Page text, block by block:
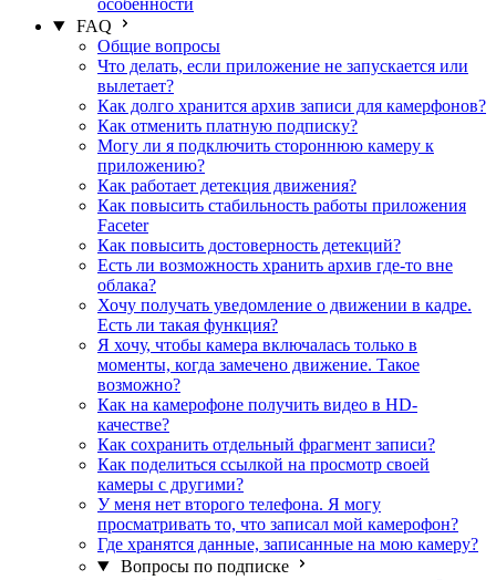
особенности
FAQ
Общие вопросы
Что делать, если приложение не запускается или
вылетает?
Как долго хранится архив записи для камерфонов?
Как отменить платную подписку?
Могу ли я подключить стороннюю камеру к
приложению?
Как работает детекция движения?
Как повысить стабильность работы приложения
Faceter
Как повысить достоверность детекций?
Есть ли возможность хранить архив где-то вне
облака?
Хочу получать уведомление о движении в кадре.
Есть ли такая функция?
Я хочу, чтобы камера включалась только в
моменты, когда замечено движение. Такое
возможно?
Как на камерофоне получить видео в HD-
качестве?
Как сохранить отдельный фрагмент записи?
Как поделиться ссылкой на просмотр своей
камеры с другими?
У меня нет второго телефона. Я могу
просматривать то, что записал мой камерофон?
Где хранятся данные, записанные на мою камеру?
Вопросы по подписке